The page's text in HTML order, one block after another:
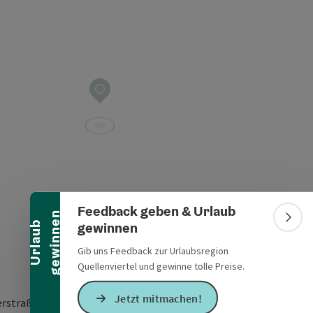
U
r
l
a
u
b
g
e
w
i
n
n
e n
Banner einklappen
Feedback geben & Urlaub
gewinnen
Gib uns Feedback zur Urlaubsregion
Quellenviertel und gewinne tolle Preise.
Jetzt mitmachen!
34